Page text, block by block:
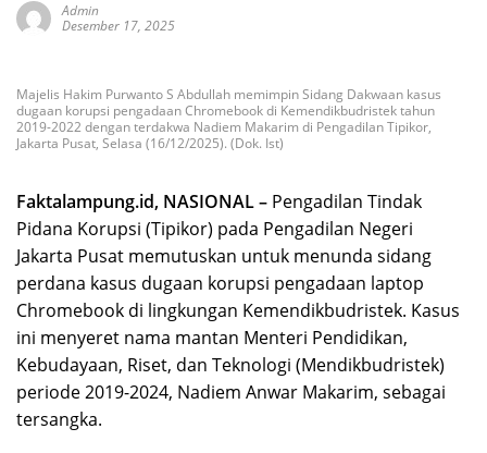
Admin
Desember 17, 2025
Majelis Hakim Purwanto S Abdullah memimpin Sidang Dakwaan kasus
dugaan korupsi pengadaan Chromebook di Kemendikbudristek tahun
2019-2022 dengan terdakwa Nadiem Makarim di Pengadilan Tipikor,
Jakarta Pusat, Selasa (16/12/2025). (Dok. Ist)
Faktalampung.id, NASIONAL – Pengadilan Tindak
Pidana Korupsi (Tipikor) pada Pengadilan Negeri
Jakarta Pusat memutuskan untuk menunda sidang
perdana kasus dugaan korupsi pengadaan laptop
Chromebook di lingkungan Kemendikbudristek. Kasus
ini menyeret nama mantan Menteri Pendidikan,
Kebudayaan, Riset, dan Teknologi (Mendikbudristek)
periode 2019-2024, Nadiem Anwar Makarim, sebagai
tersangka.